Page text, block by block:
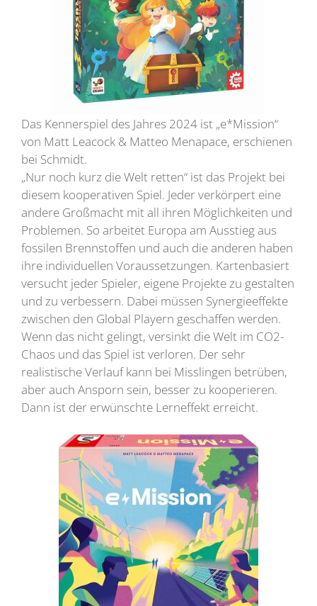
Das Kennerspiel des Jahres 2024 ist „e*Mission“
von Matt Leacock & Matteo Menapace, erschienen
bei Schmidt.
„Nur noch kurz die Welt retten“ ist das Projekt bei
diesem kooperativen Spiel. Jeder verkörpert eine
andere Großmacht mit all ihren Möglichkeiten und
Problemen. So arbeitet Europa am Ausstieg aus
fossilen Brennstoffen und auch die anderen haben
ihre individuellen Voraussetzungen. Kartenbasiert
versucht jeder Spieler, eigene Projekte zu gestalten
und zu verbessern. Dabei müssen Synergieeffekte
zwischen den Global Playern geschaffen werden.
Wenn das nicht gelingt, versinkt die Welt im CO2-
Chaos und das Spiel ist verloren. Der sehr
realistische Verlauf kann bei Misslingen betrüben,
aber auch Ansporn sein, besser zu kooperieren.
Dann ist der erwünschte Lerneffekt erreicht.